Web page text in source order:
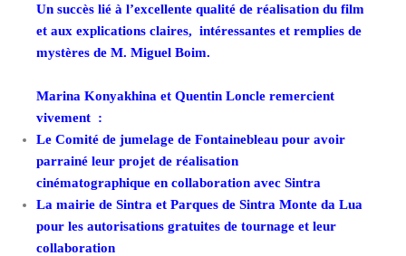
Un succès lié à l’excellente qualité de réalisation du film
et aux explications claires, intéressantes et remplies de
mystères de M. Miguel Boim.
Marina Konyakhina et Quentin Loncle remercient
vivement :
Le Comité de jumelage de Fontainebleau pour avoir
parrainé leur projet de réalisation
cinématographique en collaboration avec Sintra
La mairie de Sintra et Parques de Sintra Monte da Lua
pour les autorisations gratuites de tournage et leur
collaboration